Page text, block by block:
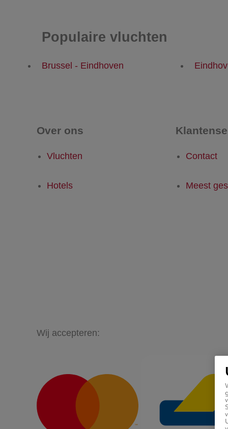
Populaire vluchten
Brussel - Eindhoven
Over ons
Vluchten
Hotels
Contact
Meest
Wij accepteren: